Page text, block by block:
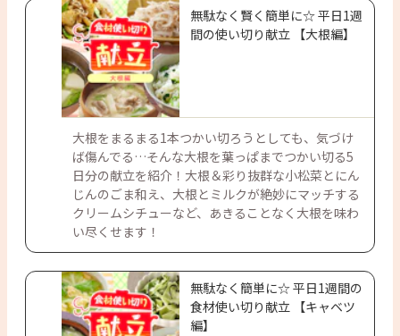
無駄なく賢く簡単に☆ 平日1週
間の使い切り献立 【大根編】
大根をまるまる1本つかい切ろうとしても、気づけ
ば傷んでる…そんな大根を葉っぱまでつかい切る5
日分の献立を紹介！大根＆彩り抜群な小松菜とにん
じんのごま和え、大根とミルクが絶妙にマッチする
クリームシチューなど、あきることなく大根を味わ
い尽くせます！
無駄なく簡単に☆ 平日1週間の
食材使い切り献立 【キャベツ
編】